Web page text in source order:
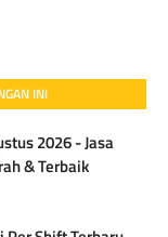
INI
2026 - Jasa
& Terbaik